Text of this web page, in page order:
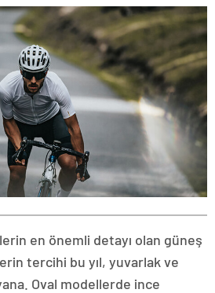
en önemli detayı olan güneş
tercihi bu yıl, yuvarlak ve
Oval modellerde ince